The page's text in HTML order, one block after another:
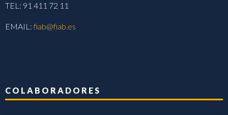
TEL: 91 411 72 11
EMAIL:fiab@fiab.es
COLABORADORES